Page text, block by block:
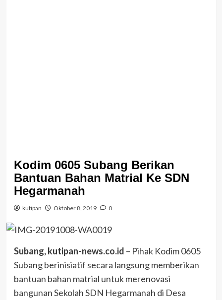
Kodim 0605 Subang Berikan
Bantuan Bahan Matrial Ke SDN
Hegarmanah
kutipan Oktober 8, 2019 0
Subang, kutipan-news.co.id – Pihak Kodim 0605
Subang berinisiatif secara langsung memberikan
bantuan bahan matrial untuk merenovasi
bangunan Sekolah SDN Hegarmanah di Desa